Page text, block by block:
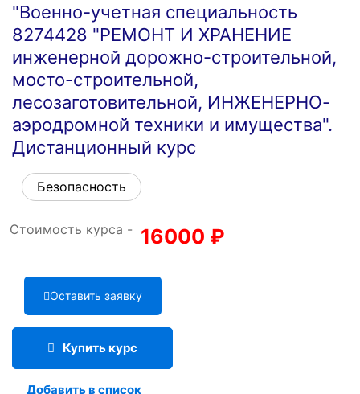
"Военно-учетная специальность
8274428 "РЕМОНТ И ХРАНЕНИЕ
инженерной дорожно-строительной,
мосто-строительной,
лесозаготовительной, ИНЖЕНЕРНО-
аэродромной техники и имущества".
Дистанционный курс
Безопасность
Стоимость курса - 16000 ₽
Оставить заявку
Купить курс
Добавить в список